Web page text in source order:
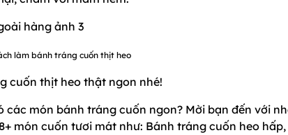
làm bánh tráng cuốn thịt heo
cuốn thịt heo thật ngon nhé!
món bánh tráng cuốn ngon? Mời bạn đến với
món cuốn tươi mát như: Bánh tráng cuốn heo hấp,